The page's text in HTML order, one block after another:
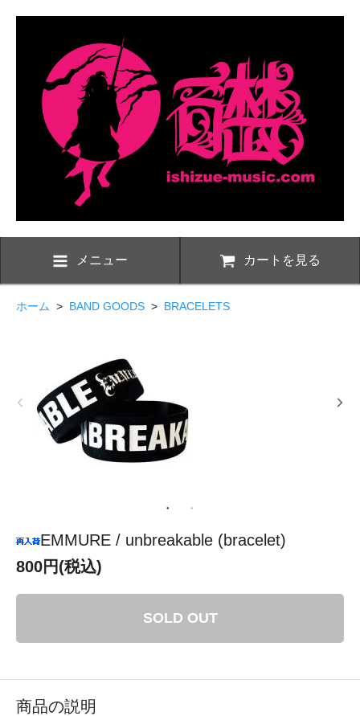
メニュー カートを見る
ホーム > BAND GOODS > BRACELETS
EMMURE / unbreakable (bracelet)
800円(税込)
SOLD OUT
商品の説明